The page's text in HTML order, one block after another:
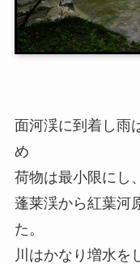
面河渓に到着し雨
め
荷物は最小限にし
蓬莱渓から紅葉河
た。
川はかなり増水を